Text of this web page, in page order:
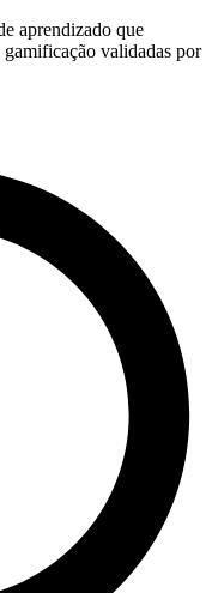
aprendizado que
gamificação validadas por